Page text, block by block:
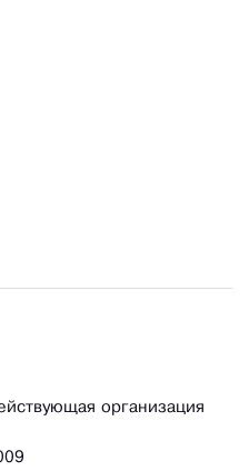
организация